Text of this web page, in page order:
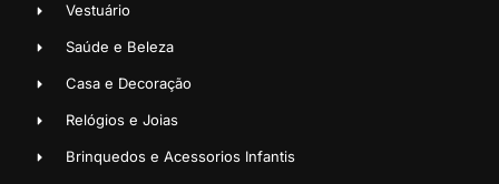
Vestuário
Saúde e Beleza
Casa e Decoração
Relógios e Joias
Brinquedos e Acessorios Infantis